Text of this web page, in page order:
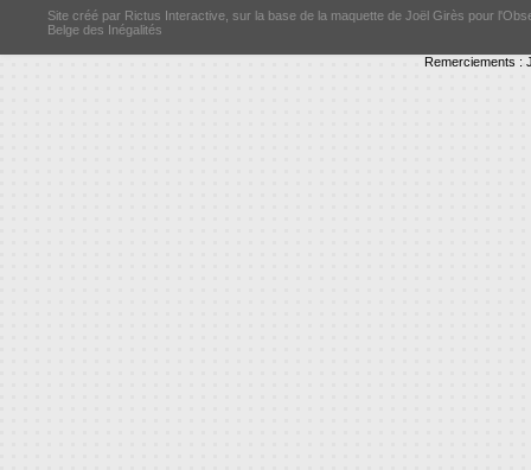
Site créé par Rictus Interactive, sur la base de la maquette de Joël Girès pour
Belge des Inégalités
Remerciements :